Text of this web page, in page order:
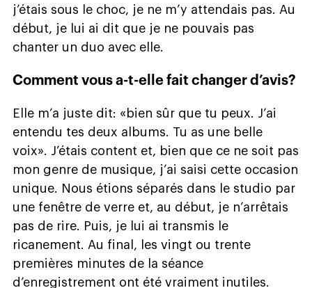
j’étais sous le choc, je ne m’y attendais pas. Au
début, je lui ai dit que je ne pouvais pas
chanter un duo avec elle.
Comment vous a-t-elle fait changer d’avis?
Elle m’a juste dit: «bien sûr que tu peux. J’ai
entendu tes deux albums. Tu as une belle
voix». J’étais content et, bien que ce ne soit pas
mon genre de musique, j’ai saisi cette occasion
unique. Nous étions séparés dans le studio par
une fenêtre de verre et, au début, je n’arrêtais
pas de rire. Puis, je lui ai transmis le
ricanement. Au final, les vingt ou trente
premières minutes de la séance
d’enregistrement ont été vraiment inutiles.